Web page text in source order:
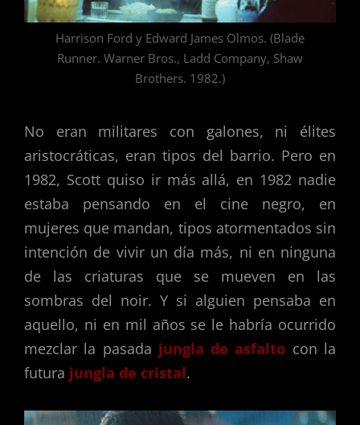
Harrison Ford y Edward James Olmos. (Blade
Runner. Warner Bros., Ladd Company, Shaw
Brothers. 1982.)
No eran militares con galones, ni élites
aristocráticas, eran tipos del barrio. Pero en
1982, Scott quiso ir más allá, en 1982 nadie
estaba pensando en el cine negro, en
mujeres que mandan, tipos atormentados sin
intención de vivir un día más, ni en ninguna
de las criaturas que se mueven en las
sombras del noir. Y si alguien pensaba en
aquello, ni en mil años se le habría ocurrido
mezclar la pasada jungla de asfalto con la
futura jungla de cristal.